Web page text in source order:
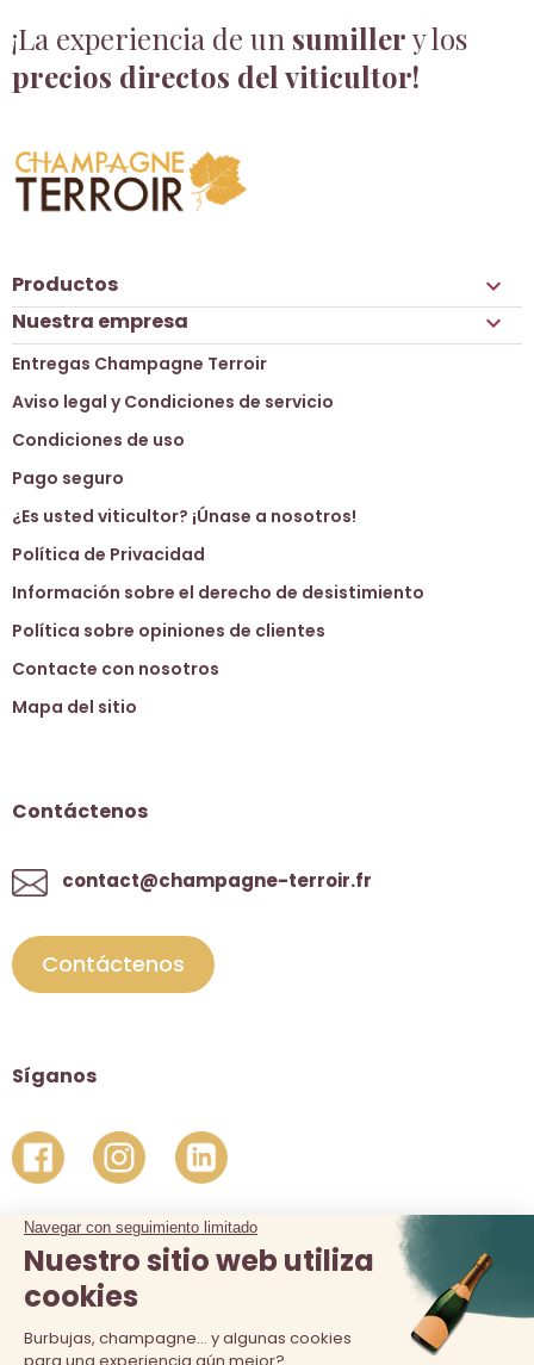
¡La experiencia de un sumillery los
precios directos del viticultor!
Productos 
Nuestra empresa 
Entregas Champagne Terroir
Aviso legal y Condiciones de servicio
Condiciones de uso
Pago seguro
¿Es usted viticultor? ¡Únase a nosotros!
Política de Privacidad
Información sobre el derecho de desistimiento
Política sobre opiniones de clientes
Contacte con nosotros
Mapa del sitio
Contáctenos
contact@champagne-terroir.fr
Contáctenos
Síganos